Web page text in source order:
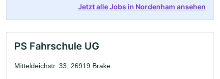
Jetzt alle Jobs in Nordenham ansehen
PS Fahrschule UG
Mitteldeichstr. 33, 26919 Brake